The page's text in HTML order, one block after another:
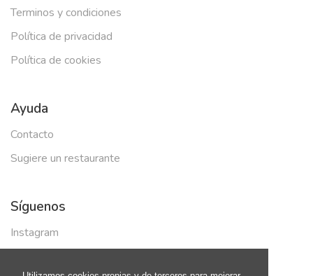
Terminos y condiciones
Política de privacidad
Política de cookies
Ayuda
Contacto
Sugiere un restaurante
Síguenos
Instagram